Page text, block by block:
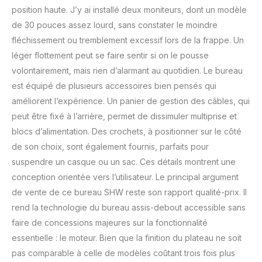
position haute. J’y ai installé deux moniteurs, dont un modèle
de 30 pouces assez lourd, sans constater le moindre
fléchissement ou tremblement excessif lors de la frappe. Un
léger flottement peut se faire sentir si on le pousse
volontairement, mais rien d’alarmant au quotidien. Le bureau
est équipé de plusieurs accessoires bien pensés qui
améliorent l’expérience. Un panier de gestion des câbles, qui
peut être fixé à l’arrière, permet de dissimuler multiprise et
blocs d’alimentation. Des crochets, à positionner sur le côté
de son choix, sont également fournis, parfaits pour
suspendre un casque ou un sac. Ces détails montrent une
conception orientée vers l’utilisateur. Le principal argument
de vente de ce bureau SHW reste son rapport qualité-prix. Il
rend la technologie du bureau assis-debout accessible sans
faire de concessions majeures sur la fonctionnalité
essentielle : le moteur. Bien que la finition du plateau ne soit
pas comparable à celle de modèles coûtant trois fois plus